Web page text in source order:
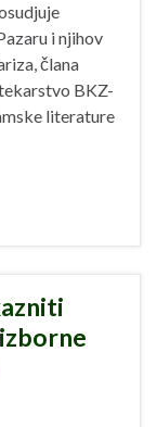
i njihov
člana
BKZ-
literature